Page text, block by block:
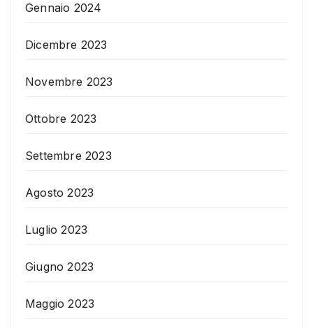
Gennaio 2024
Dicembre 2023
Novembre 2023
Ottobre 2023
Settembre 2023
Agosto 2023
Luglio 2023
Giugno 2023
Maggio 2023